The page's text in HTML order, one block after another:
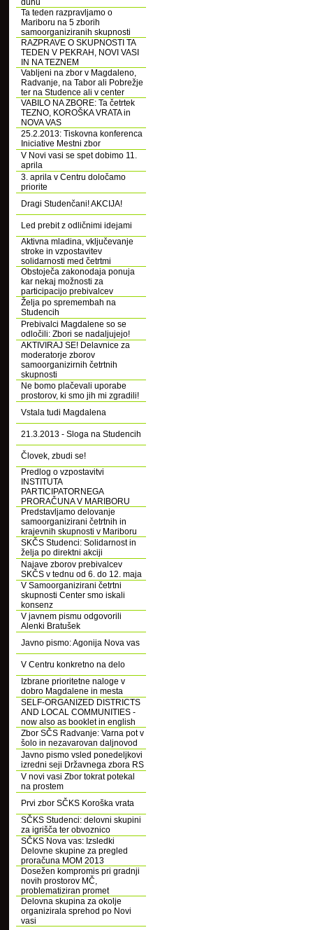
duhu
Ta teden razpravljamo o
Mariboru na 5 zborih
samoorganiziranih skupnosti
RAZPRAVE O SKUPNOSTI TA
TEDEN V PEKRAH, NOVI VASI
IN NA TEZNEM
Vabljeni na zbor v Magdaleno,
Radvanje, na Tabor ali Pobrežje
ter na Studence ali v center
VABILO NA ZBORE: Ta četrtek
TEZNO, KOROŠKA VRATA in
NOVA VAS
25.2.2013: Tiskovna konferenca
Iniciative Mestni zbor
V Novi vasi se spet dobimo 11.
aprila
3. aprila v Centru določamo
priorite
Dragi Studenčani! AKCIJA!
Led prebit z odličnimi idejami
Aktivna mladina, vključevanje
stroke in vzpostavitev
solidarnosti med četrtmi
Obstoječa zakonodaja ponuja
kar nekaj možnosti za
participacijo prebivalcev
Želja po spremembah na
Studencih
Prebivalci Magdalene so se
odločili: Zbori se nadaljujejo!
AKTIVIRAJ SE! Delavnice za
moderatorje zborov
samoorganizirnih četrtnih
skupnosti
Ne bomo plačevali uporabe
prostorov, ki smo jih mi zgradili!
Vstala tudi Magdalena
21.3.2013 - Sloga na Studencih
Človek, zbudi se!
Predlog o vzpostavitvi
INSTITUTA
PARTICIPATORNEGA
PRORAČUNA V MARIBORU
Predstavljamo delovanje
samoorganizirani četrtnih in
krajevnih skupnosti v Mariboru
SKČS Studenci: Solidarnost in
želja po direktni akciji
Najave zborov prebivalcev
SKČS v tednu od 6. do 12. maja
V Samoorganizirani četrtni
skupnosti Center smo iskali
konsenz
V javnem pismu odgovorili
Alenki Bratušek
Javno pismo: Agonija Nova vas
V Centru konkretno na delo
Izbrane prioritetne naloge v
dobro Magdalene in mesta
SELF-ORGANIZED DISTRICTS
AND LOCAL COMMUNITIES -
now also as booklet in english
Zbor SČS Radvanje: Varna pot v
šolo in nezavarovan daljnovod
Javno pismo vsled ponedeljkovi
izredni seji Državnega zbora RS
V novi vasi Zbor tokrat potekal
na prostem
Prvi zbor SČKS Koroška vrata
SČKS Studenci: delovni skupini
za igrišča ter obvoznico
SČKS Nova vas: Izsledki
Delovne skupine za pregled
proračuna MOM 2013
Dosežen kompromis pri gradnji
novih prostorov MČ,
problematiziran promet
Delovna skupina za okolje
organizirala sprehod po Novi
vasi